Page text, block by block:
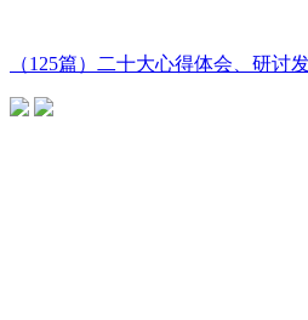
（125篇）二十大心得体会、研讨